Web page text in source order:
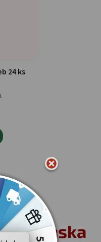
24 ks
prvky výpisu
Tessuti
Talianska